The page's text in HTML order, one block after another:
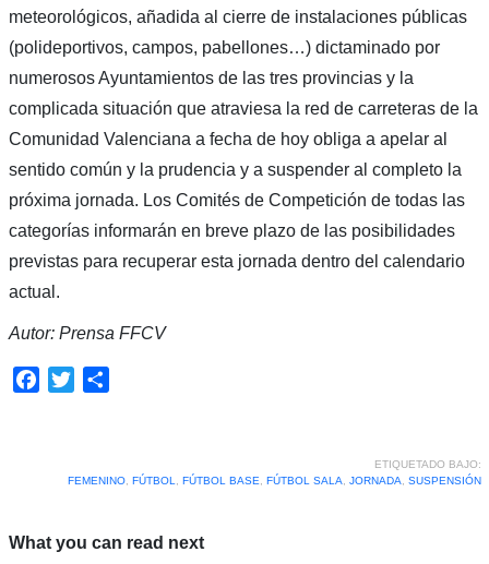
meteorológicos, añadida al cierre de instalaciones públicas
(polideportivos, campos, pabellones…) dictaminado por
numerosos Ayuntamientos de las tres provincias y la
complicada situación que atraviesa la red de carreteras de la
Comunidad Valenciana a fecha de hoy obliga a apelar al
sentido común y la prudencia y a suspender al completo la
próxima jornada. Los Comités de Competición de todas las
categorías informarán en breve plazo de las posibilidades
previstas para recuperar esta jornada dentro del calendario
actual.
Autor: Prensa FFCV
Facebook
Twitter
ETIQUETADO BAJO:
FEMENINO, FÚTBOL FÚTBOL BASE FÚTBOL SALA JORNADA SUSPENSIÓN
What you can read next